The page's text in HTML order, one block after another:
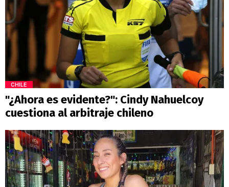
CHILE
"¿Ahora es evidente?": Cindy Nahuelcoy
cuestiona al arbitraje chileno